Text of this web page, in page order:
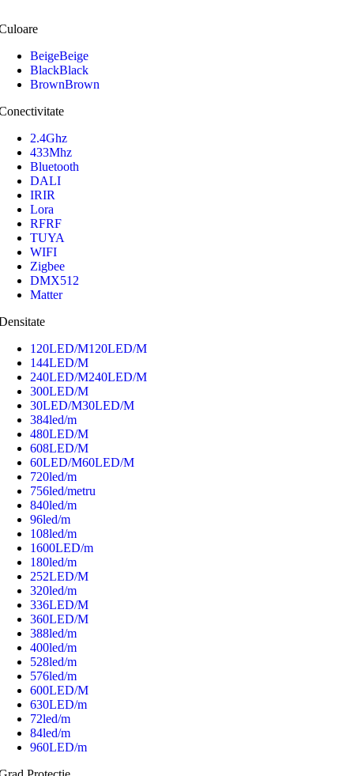
BeigeBeige
BlackBlack
BrownBrown
2.4Ghz
433Mhz
Bluetooth
DALI
IRIR
Lora
RFRF
TUYA
WIFI
Zigbee
DMX512
Matter
120LED/M120LED/M
144LED/M
240LED/M240LED/M
300LED/M
30LED/M30LED/M
384led/m
480LED/M
608LED/M
60LED/M60LED/M
720led/m
756led/metru
840led/m
96led/m
108led/m
1600LED/m
180led/m
252LED/M
320led/m
336LED/M
360LED/M
388led/m
400led/m
528led/m
576led/m
600LED/M
630LED/m
72led/m
84led/m
960LED/m